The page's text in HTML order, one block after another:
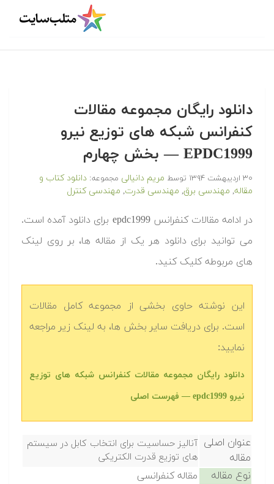
دانلود رایگان مجموعه مقالات
کنفرانس شبکه های توزیع نیرو
EPDC1999 — بخش چهارم
۳۰ اردیبهشت ۱۳۹۴ توسط مریم دانیالی مجموعه: دانلود کتاب و
مقاله, مهندسی برق, مهندسی قدرت, مهندسی کنترل
در ادامه مقالات کنفرانس epdc1999 برای دانلود آمده است.
می توانید برای دانلود هر یک از مقاله ها، بر روی لینک
های مربوطه کلیک کنید.
این نوشته حاوی بخشی از مجموعه کامل مقالات
است. برای دریافت سایر بخش ها، به لینک زیر مراجعه
نمایید:
دانلود رایگان مجموعه مقالات کنفرانس شبکه های توزیع
نیرو epdc1999 — فهرست اصلی
عنوان اصلی
مقاله
آنالیز حساسیت برای انتخاب کابل در سیستم
های توزیع قدرت الکتریکی
نوع مقاله مقاله کنفرانسی